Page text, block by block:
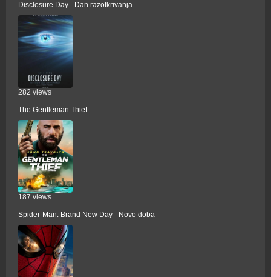
Disclosure Day - Dan razotkrivanja
282 views
The Gentleman Thief
187 views
Spider-Man: Brand New Day - Novo doba